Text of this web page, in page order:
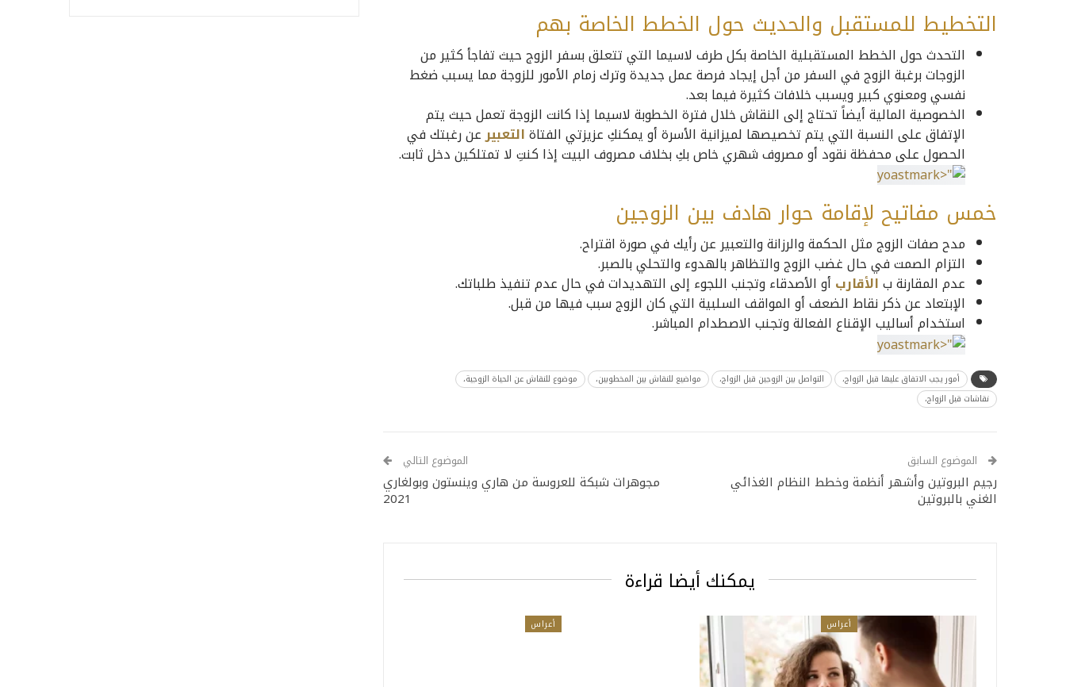
التخطيط للمستقبل والحديث حول الخطط الخاصة بهم
التحدث حول الخطط المستقبلية الخاصة بكل طرف لاسيما التي تتعلق بسفر الزوج حيث تفاجأ كثير من
الزوجات برغبة الزوج في السفر من أجل إيجاد فرصة عمل جديدة وترك زمام الأمور للزوجة مما يسبب ضغط
نفسي ومعنوي كبير ويسبب خلافات كثيرة فيما بعد.
الخصوصية المالية أيضاً تحتاج إلى النقاش خلال فترة الخطوبة لاسيما إذا كانت الزوجة تعمل حيث يتم
الإتفاق على النسبة التي يتم تخصيصها لميزانية الأسرة أو يمكنكِ عزيزتي الفتاةالتعبيرعن رغبتك في
الحصول على محفظة نقود أو مصروف شهري خاص بكِ بخلاف مصروف البيت إذا كنتِ لا تمتلكين دخل ثابت.
خمس مفاتيح لإقامة حوار هادف بين الزوجين
مدح صفات الزوج مثل الحكمة والرزانة والتعبير عن رأيك في صورة اقتراح.
التزام الصمت في حال غضب الزوج والتظاهر بالهدوء والتحلي بالصبر.
عدم المقارنة بالأقارب أو الأصدقاء وتجنب اللجوء إلى التهديدات في حال عدم تنفيذ طلباتك.
الإبتعاد عن ذكر نقاط الضعف أو المواقف السلبية التي كان الزوج سبب فيها من قبل.
استخدام أساليب الإقناع الفعالة وتجنب الاصطدام المباشر.
أمور يجب الاتفاق عليها قبل الزواج، التواصل بين الزوجين قبل الزواج، مواضيع للنقاش بين المخطوبين،
موضوع للنقاش عن الحياة الزوجية،
نقاشات قبل الزواج،
الموضوع السابق
رجيم البروتين وأشهر أنظمة وخطط النظام الغذائي
الغني بالبروتين
الموضوع التالي
مجوهرات شبكة للعروسة من هاري وينستون وبولغاري
2021
يمكنك أيضا قراءة
أعراس أعراس